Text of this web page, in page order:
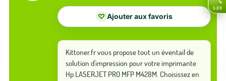
♡ Ajouter aux favoris
Kittoner.fr vous propose tout un éventail de
solution d'impression pour votre imprimante
Hp LASERJET PRO MFP M428M. Choisissez en